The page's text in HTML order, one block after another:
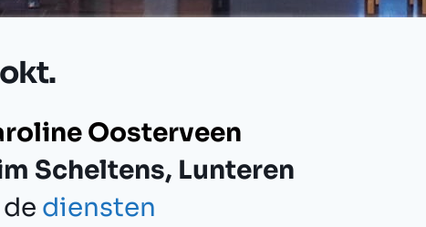
Oosterveen
Scheltens, Lunteren
diensten